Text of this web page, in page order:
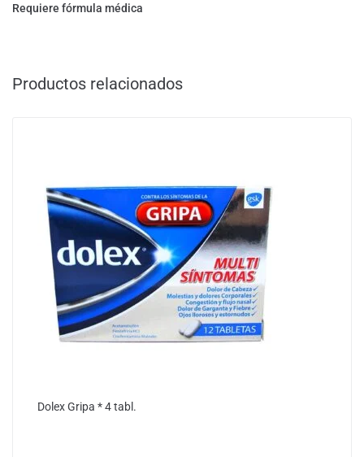
Requiere fórmula médica
Productos relacionados
Dolex Gripa * 4 tabl.